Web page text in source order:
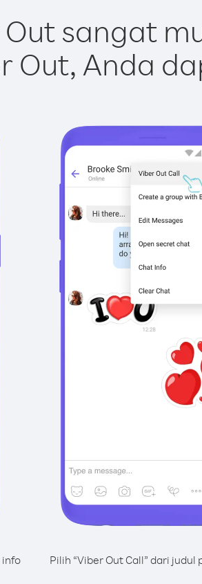
sangat
Out, Anda
info
Pilih “Viber Out Call” dari judul